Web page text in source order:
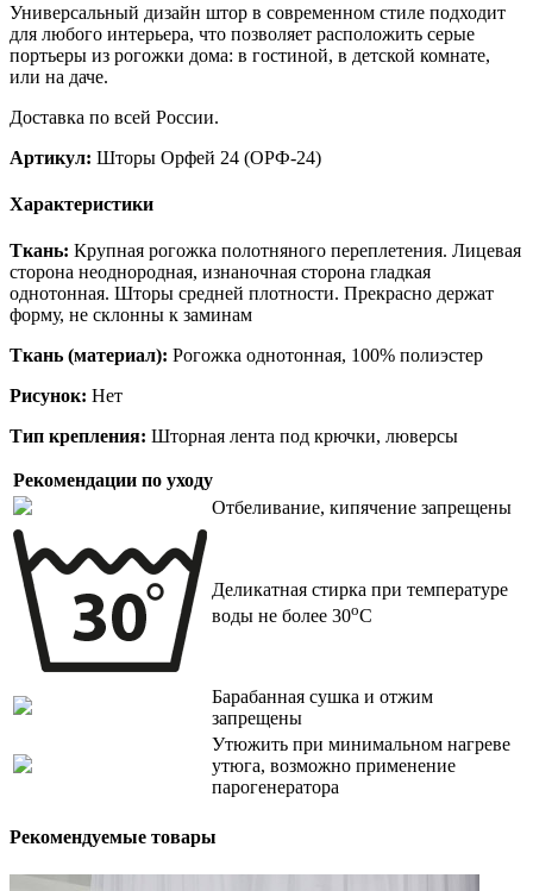
Универсальный дизайн штор в современном стиле подходит
для любого интерьера, что позволяет расположить серые
портьеры из рогожки дома: в гостиной, в детской комнате,
или на даче.
Доставка по всей России.
Артикул: Шторы Орфей 24 (ОРФ-24)
Характеристики
Ткань: Крупная рогожка полотняного переплетения. Лицевая
сторона неоднородная, изнаночная сторона гладкая
однотонная. Шторы средней плотности. Прекрасно держат
форму, не склонны к заминам
Ткань (материал): Рогожка однотонная, 100% полиэстер
Рисунок: Нет
Тип крепления: Шторная лента под крючки, люверсы
Рекомендации по уходу
Отбеливание, кипячение запрещены
Деликатная стирка при температуре
воды не более 30oC
Барабанная сушка и отжим
запрещены
Утюжить при минимальном нагреве
утюга, возможно применение
парогенератора
Рекомендуемые товары